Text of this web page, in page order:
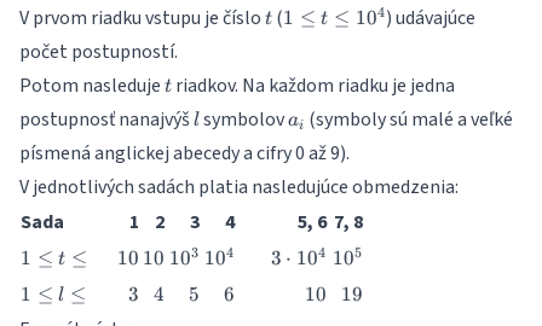
V prvom riadku vstupu je číslo t
t (1
\leq
10^4
1 ≤ t ≤ 104) udávajúce
počet postupností.
Potom nasleduje t
t riadkov. Na každom riadku je jedna
postupnosť nanajvýš l
l symbolova_i
ai (symboly sú malé a veľké
písmená anglickej abecedy a cifry 0 až 9).
V jednotlivých sadách platia nasledujúce obmedzenia:
Sada
1 2 3 4 5, 6 7, 8
1
t
1 ≤ t ≤ 10
10 10
10 10^3
103 10^4
104
3
10^4
3 ⋅ 104 10^5
105
1
1 ≤ l ≤ 3
3 4
4 5
5 6
6 10
10 19
19